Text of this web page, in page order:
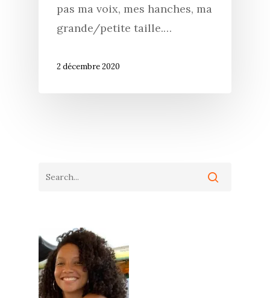
pas ma voix, mes hanches, ma
grande/petite taille.…
2 décembre 2020